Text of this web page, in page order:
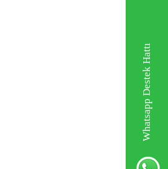
Whatsapp Destek Hattı